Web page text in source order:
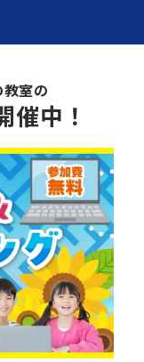
室の
催中！